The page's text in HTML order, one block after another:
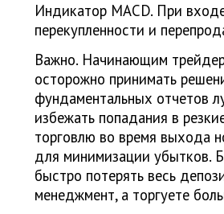
Индикатор MACD. При
перекупленности и
Важно. Начинающим
осторожно принимать
фундаментальных отчетов
избежать попадания в
торговлю во время выхода
для минимизации убытков.
быстро потерять весь
менеджмент, а торгуете